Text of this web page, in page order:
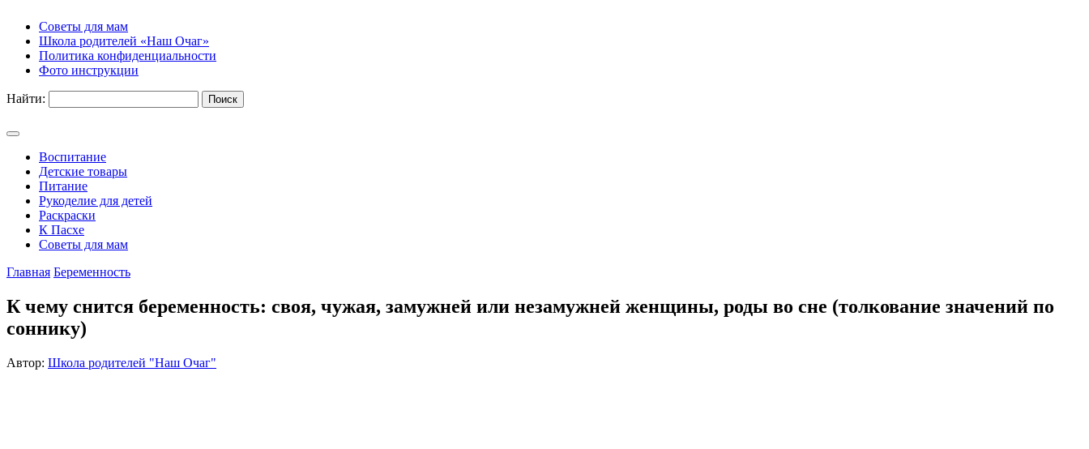
Советы для мам
Школа родителей «Наш Очаг»
Политика конфиденциальности
Фото инструкции
Найти:
Воспитание
Детские товары
Питание
Рукоделие для детей
Раскраски
К Пасхе
Советы для мам
Главная Беременность
К чему снится беременность: своя, чужая, замужней или незамужней женщины, роды во сне (толкование значений по
соннику)
Автор: Школа родителей "Наш Очаг"